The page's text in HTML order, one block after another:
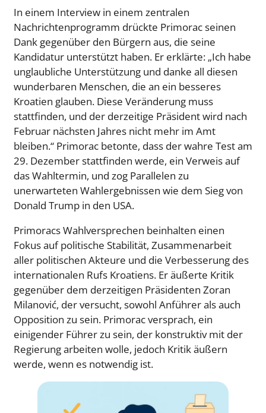
In einem Interview in einem zentralen
Nachrichtenprogramm drückte Primorac seinen
Dank gegenüber den Bürgern aus, die seine
Kandidatur unterstützt haben. Er erklärte: „Ich habe
unglaubliche Unterstützung und danke all diesen
wunderbaren Menschen, die an ein besseres
Kroatien glauben. Diese Veränderung muss
stattfinden, und der derzeitige Präsident wird nach
Februar nächsten Jahres nicht mehr im Amt
bleiben.“ Primorac betonte, dass der wahre Test am
29. Dezember stattfinden werde, ein Verweis auf
das Wahltermin, und zog Parallelen zu
unerwarteten Wahlergebnissen wie dem Sieg von
Donald Trump in den USA.
Primoracs Wahlversprechen beinhalten einen
Fokus auf politische Stabilität, Zusammenarbeit
aller politischen Akteure und die Verbesserung des
internationalen Rufs Kroatiens. Er äußerte Kritik
gegenüber dem derzeitigen Präsidenten Zoran
Milanović, der versucht, sowohl Anführer als auch
Opposition zu sein. Primorac versprach, ein
einigender Führer zu sein, der konstruktiv mit der
Regierung arbeiten wolle, jedoch Kritik äußern
werde, wenn es notwendig ist.